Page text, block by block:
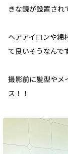
きな鏡が設置され
ヘアアイロンや綿
て良いそうなんで
撮影前に髪型やメ
ス！！